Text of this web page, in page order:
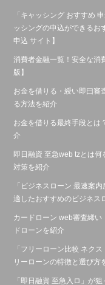
「キャッシング おすすめ
ッシングの申込ができるお
申込 サイト】
消費者金融一覧！安全な消
版】
お金を借りる・綬い即曰審
る方法を紹介
お金を借りる最終手段とは
介
即日融資 至急web tzとは
対策を紹介
「ビジネスローン 最速案
適したおすすめのビジネス
カードローン web審査絺
ドローンを紹介
「フリーローン比較 ネク
リーローンの特徴と選び方
「即日融資 至急入ロ」が